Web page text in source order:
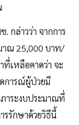
กล่าวว่า จากการ
าณ 25,000 บาท/
ที่เหลือคาดว่า จะ
การณ์ผู้ป่วยมี
าระงบประมาณที่
รรักษาด้วยวิธีนี้